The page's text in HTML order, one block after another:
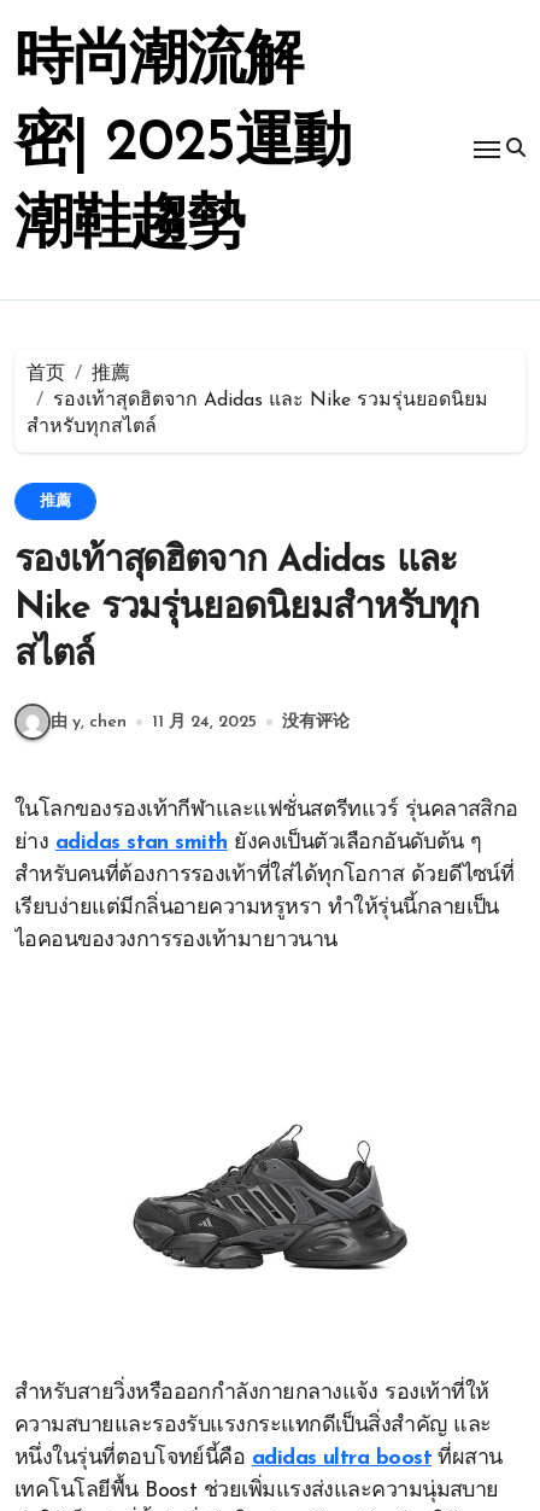
時尚潮流解
密| 2025運動
潮鞋趨勢
首页
推薦
รองเท้าสุดฮิตจาก Adidas และ Nike รวมรุ่นยอดนิยม
สำหรับทุกสไตล์
推薦
รองเท้าสุดฮิตจาก Adidas และ
Nike รวมรุ่นยอดนิยมสำหรับทุก
สไตล์
由 y, chen 11 月 24, 2025 没有评论
ในโลกของรองเท้ากีฬาและแฟชั่นสตรีทแวร์ รุ่นคลาสสิกอ
ย่าง adidas stan smith ยังคงเป็นตัวเลือกอันดับต้น ๆ
สำหรับคนที่ต้องการรองเท้าที่ใส่ได้ทุกโอกาส ด้วยดีไซน์ที่
เรียบง่ายแต่มีกลิ่นอายความหรูหรา ทำให้รุ่นนี้กลายเป็น
ไอคอนของวงการรองเท้ามายาวนาน
สำหรับสายวิ่งหรือออกกำลังกายกลางแจ้ง รองเท้าที่ให้
ความสบายและรองรับแรงกระแทกดีเป็นสิ่งสำคัญ และ
หนึ่งในรุ่นที่ตอบโจทย์นี้คือ adidas ultra boost ที่ผสาน
เทคโนโลยีพื้น Boost ช่วยเพิ่มแรงส่งและความนุ่มสบาย